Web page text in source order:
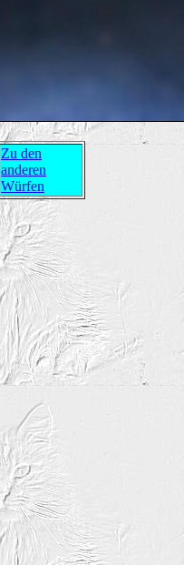
Zu den
anderen
Würfen